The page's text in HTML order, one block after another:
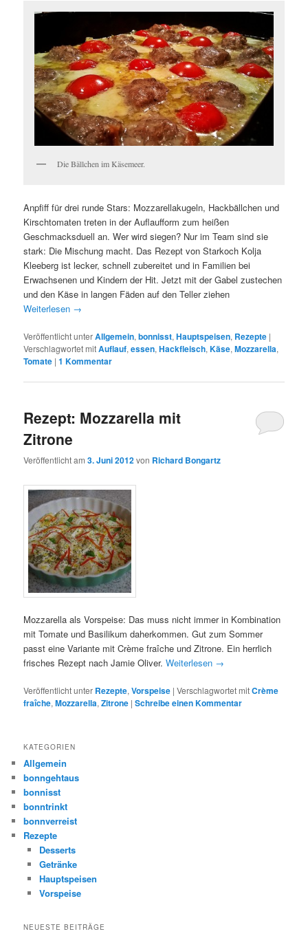
Die Bällchen im Käsemeer.
Anpfiff für drei runde Stars: Mozzarellakugeln, Hackbällchen und
Kirschtomaten treten in der Auflaufform zum heißen
Geschmacksduell an. Wer wird siegen? Nur im Team sind sie
stark: Die Mischung macht. Das Rezept von Starkoch Kolja
Kleeberg ist lecker, schnell zubereitet und in Familien bei
Erwachsenen und Kindern der Hit. Jetzt mit der Gabel zustechen
und den Käse in langen Fäden auf den Teller ziehen
Weiterlesen →
Veröffentlicht unterAllgemein,bonnisst,Hauptspeisen, Rezepte |
Verschlagwortet mitAuflauf,essen,Hackfleisch,Käse,Mozzarella,
Tomate |1 Kommentar
Rezept: Mozzarella mit
Zitrone
Veröffentlicht am3. Juni 2012von Richard Bongartz
Mozzarella als Vorspeise: Das muss nicht immer in Kombination
mit Tomate und Basilikum daherkommen. Gut zum Sommer
passt eine Variante mit Crème fraîche und Zitrone. Ein herrlich
frisches Rezept nach Jamie Oliver.Weiterlesen →
Veröffentlicht unter Rezepte,Vorspeise |Verschlagwortet mitCrème
fraîche,Mozzarella,Zitrone |Schreibe einen Kommentar
KATEGORIEN
Allgemein
bonngehtaus
bonnisst
bonntrinkt
bonnverreist
Rezepte
Desserts
Getränke
Hauptspeisen
Vorspeise
NEUESTE BEITRÄGE